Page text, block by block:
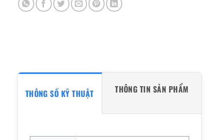
THÔNG SỐ KỸ THUẬT THÔNG TIN SẢN PHẨM